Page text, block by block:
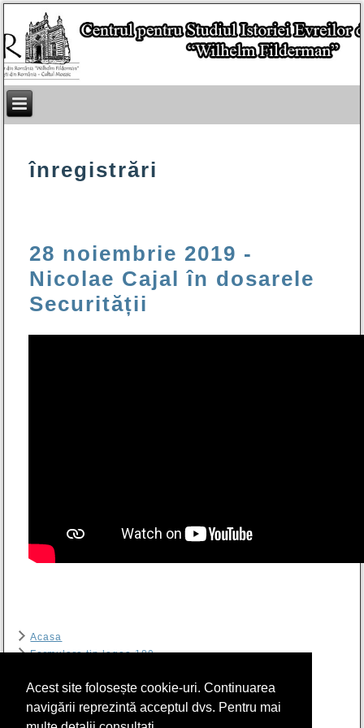
Acest site folosește cookie-uri. Continuarea
navigării reprezintă acceptul dvs. Pentru mai
înregistrări
28 noiembrie 2019 -
Nicolae Cajal în dosarele
Securității
Acasa
Formulare tip legea 189
Arhiva
RIER
Program sală de lectură Biblioteca CSIER-WF